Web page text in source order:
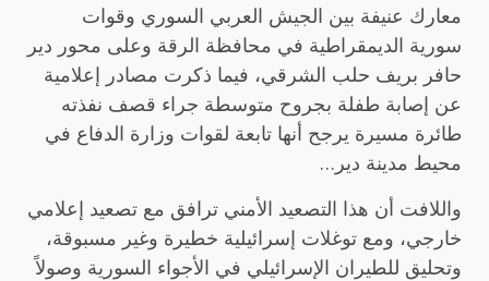
معارك عنيفة بين الجيش العربي السوري وقوات
سورية الديمقراطية في محافظة الرقة وعلى محور دير
حافر بريف حلب الشرقي، فيما ذكرت مصادر إعلامية
عن إصابة طفلة بجروح متوسطة جراء قصف نفذته
طائرة مسيرة يرجح أنها تابعة لقوات وزارة الدفاع في
محيط مدينة دير…
واللافت أن هذا التصعيد الأمني ترافق مع تصعيد إعلامي
خارجي، ومع توغلات إسرائيلية خطيرة وغير مسبوقة،
وتحليق للطيران الإسرائيلي في الأجواء السورية وصولاً